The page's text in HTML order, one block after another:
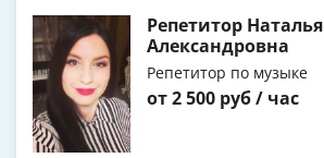
Репетитор Наталья
Александровна
Репетитор по музыке
от 2 500 руб / час